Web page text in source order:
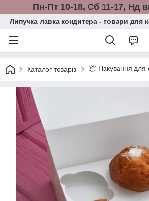
Пн-Пт 10-18, Сб 11-17, Нд
Липучка лавка кондитера - товари для
Каталог товарів 📦 Пакування для